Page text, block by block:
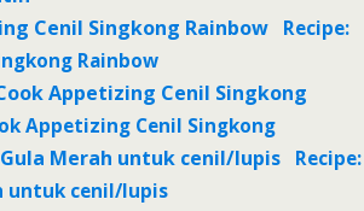
Recipe:
Rainbow
Appetizing Cenil Singkong
Recipe:
untuk cenil/lupis